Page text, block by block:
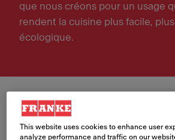
que nous créons pour un usage
rendent la cuisine plus facile,
écologique.
This website uses cookies to enhance user
analyze performance and traffic on our